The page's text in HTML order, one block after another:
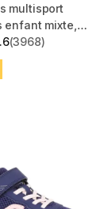
multisport
mixte,
yard noir
stars from 3968
(3968)